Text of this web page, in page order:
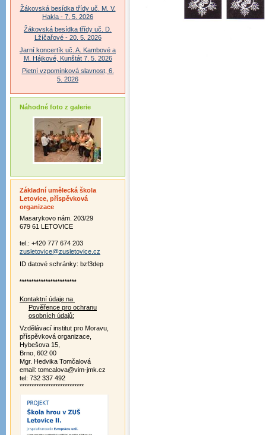
Žákovská besídka třídy uč. M. V.
Hakla - 7. 5. 2026
Žákovská besídka třídy uč. D.
Lžíčařové - 20. 5. 2026
Jarní koncertík uč. A. Kambové a
M. Hájkové, Kunštát 7. 5. 2026
Pietní vzpomínková slavnost, 6.
5. 2026
Náhodné foto z galerie
Základní umělecká škola
Letovice, příspěvková
organizace
Masarykovo nám. 203/29
679 61 LETOVICE
tel.: +420 777 674 203
zusletovice@zusletovice.cz
ID datové schránky: bzf3dep
************************
Kontaktní údaje na
Pověřence pro ochranu
osobních údajů:
Vzdělávací institut pro Moravu,
příspěvková organizace,
Hybešova 15,
Brno, 602 00
Mgr. Hedvika Tomčalová
email: tomcalova@vim-jmk.cz
tel: 732 337 492
***************************